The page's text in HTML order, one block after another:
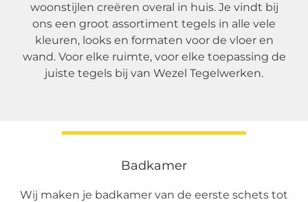
woonstijlen creëren overal in huis. Je vindt bij
ons een groot assortiment tegels in alle vele
kleuren, looks en formaten voor de vloer en
wand. Voor elke ruimte, voor elke toepassing de
juiste tegels bij van Wezel Tegelwerken.
Badkamer
Wij maken je badkamer van de eerste schets tot